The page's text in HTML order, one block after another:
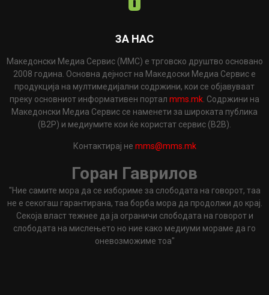
ЗА НАС
Македонски Медиа Сервис (ММС) е трговско друштво основано
2008 година. Основна дејност на Македоски Медиа Сервис е
продукција на мултимедијални содржини, кои се објавуваат
преку основниот информативен портал mms.mk . Содржини на
Македонски Медиа Сервис се наменети за широката публика
(B2P) и медиумите кои ќе користат сервис (B2B).
Контактирај не mms@mms.mk
Горан Гаврилов
"Ние самите мора да се избориме за слободата на говорот, таа
не е секогаш гарантирана, таа борба мора да продолжи до крај.
Секоја власт тежнее да ја ограничи слободата на говорот и
слободата на мислењето но ние како медиуми мораме да го
оневозможиме тоа"